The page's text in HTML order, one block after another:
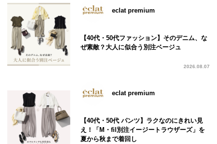
eclat premium
【40代・50代ファッション】そのデニム、な
ぜ素敵？大人に似合う別注ベージュ
2026.08.07
eclat premium
【40代・50代 パンツ】ラクなのにきれい見
え！「M・fil別注イージートラウザーズ」を
夏から秋まで着回し